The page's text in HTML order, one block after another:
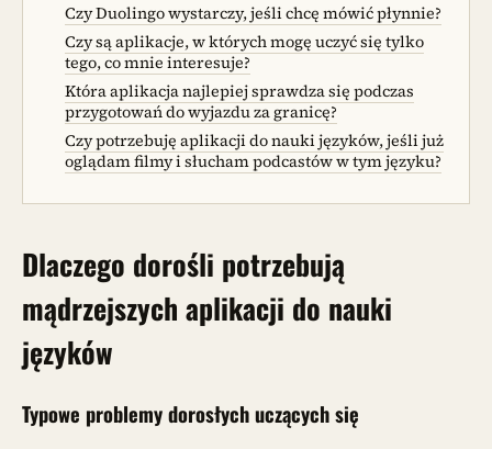
Czy Duolingo wystarczy, jeśli chcę mówić płynnie?
Czy są aplikacje, w których mogę uczyć się tylko
tego, co mnie interesuje?
Która aplikacja najlepiej sprawdza się podczas
przygotowań do wyjazdu za granicę?
Czy potrzebuję aplikacji do nauki języków, jeśli już
oglądam filmy i słucham podcastów w tym języku?
Dlaczego dorośli potrzebują
mądrzejszych aplikacji do nauki
języków
Typowe problemy dorosłych uczących się